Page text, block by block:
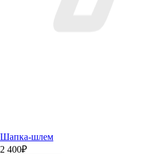
Шапка-шлем
2 400₽